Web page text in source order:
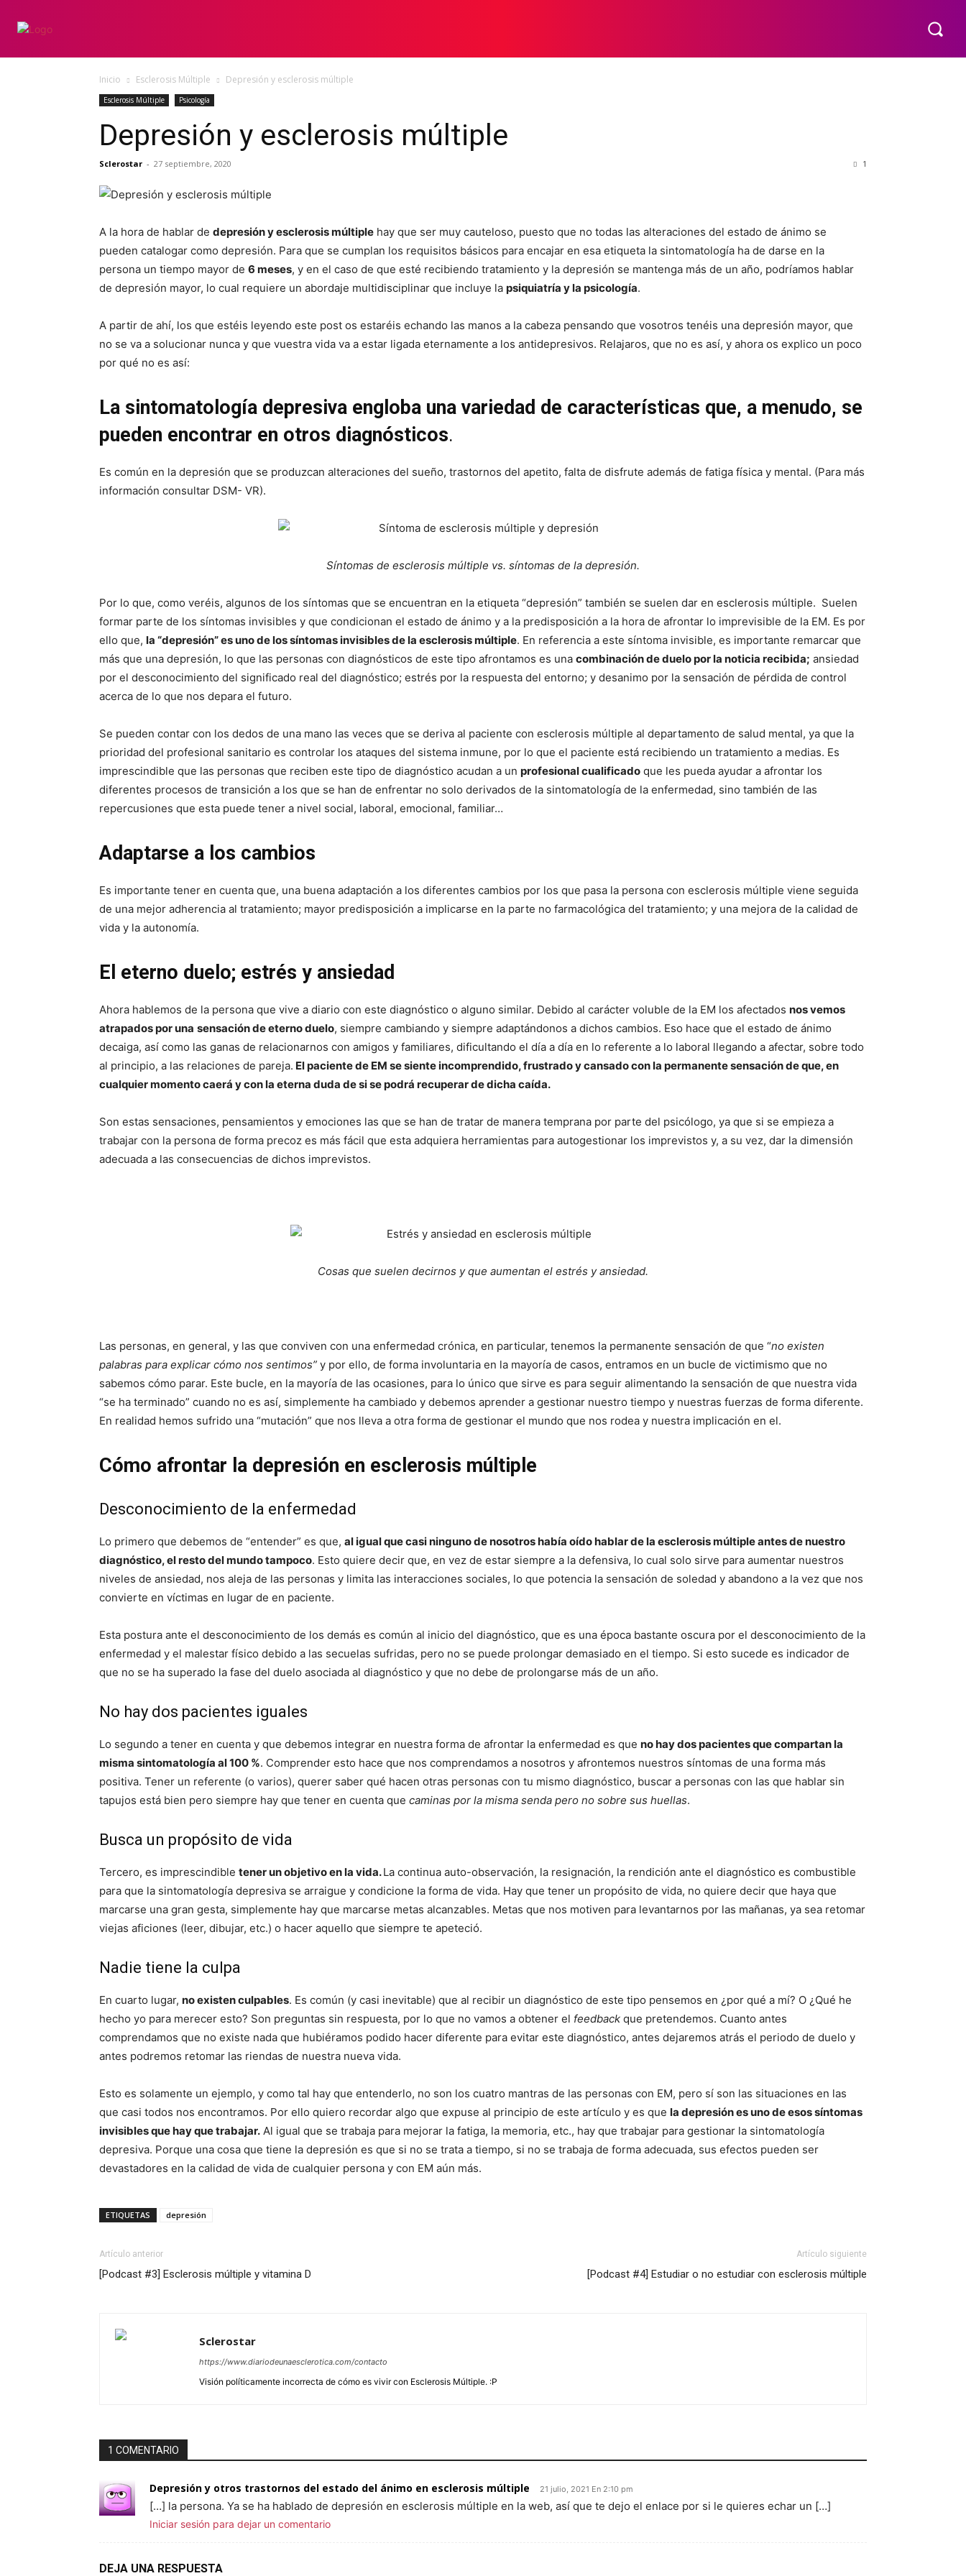
Inicio Esclerosis Múltiple Depresión y esclerosis múltiple
Esclerosis Múltiple Psicología
Depresión y esclerosis múltiple
Sclerostar - 27 septiembre, 2020 1
A la hora de hablar de depresión y esclerosis múltiple hay que ser muy cauteloso, puesto que no todas las alteraciones del estado de ánimo se
pueden catalogar como depresión. Para que se cumplan los requisitos básicos para encajar en esa etiqueta la sintomatología ha de darse en la
persona un tiempo mayor de 6 meses, y en el caso de que esté recibiendo tratamiento y la depresión se mantenga más de un año, podríamos hablar
de depresión mayor, lo cual requiere un abordaje multidisciplinar que incluye la psiquiatría y la psicología.
A partir de ahí, los que estéis leyendo este post os estaréis echando las manos a la cabeza pensando que vosotros tenéis una depresión mayor, que
no se va a solucionar nunca y que vuestra vida va a estar ligada eternamente a los antidepresivos. Relajaros, que no es así, y ahora os explico un poco
por qué no es así:
La sintomatología depresiva engloba una variedad de características que, a menudo, se
pueden encontrar en otros diagnósticos.
Es común en la depresión que se produzcan alteraciones del sueño, trastornos del apetito, falta de disfrute además de fatiga física y mental. (Para más
información consultar DSM- VR).
Síntomas de esclerosis múltiple vs. síntomas de la depresión.
Por lo que, como veréis, algunos de los síntomas que se encuentran en la etiqueta “depresión” también se suelen dar en esclerosis múltiple. Suelen
formar parte de los síntomas invisibles y que condicionan el estado de ánimo y a la predisposición a la hora de afrontar lo imprevisible de la EM. Es por
ello que, la “depresión” es uno de los síntomas invisibles de la esclerosis múltiple. En referencia a este síntoma invisible, es importante remarcar que
más que una depresión, lo que las personas con diagnósticos de este tipo afrontamos es una combinación de duelo por la noticia recibida; ansiedad
por el desconocimiento del significado real del diagnóstico; estrés por la respuesta del entorno; y desanimo por la sensación de pérdida de control
acerca de lo que nos depara el futuro.
Se pueden contar con los dedos de una mano las veces que se deriva al paciente con esclerosis múltiple al departamento de salud mental, ya que la
prioridad del profesional sanitario es controlar los ataques del sistema inmune, por lo que el paciente está recibiendo un tratamiento a medias. Es
imprescindible que las personas que reciben este tipo de diagnóstico acudan a un profesional cualificado que les pueda ayudar a afrontar los
diferentes procesos de transición a los que se han de enfrentar no solo derivados de la sintomatología de la enfermedad, sino también de las
repercusiones que esta puede tener a nivel social, laboral, emocional, familiar…
Adaptarse a los cambios
Es importante tener en cuenta que, una buena adaptación a los diferentes cambios por los que pasa la persona con esclerosis múltiple viene seguida
de una mejor adherencia al tratamiento; mayor predisposición a implicarse en la parte no farmacológica del tratamiento; y una mejora de la calidad de
vida y la autonomía.
El eterno duelo; estrés y ansiedad
Ahora hablemos de la persona que vive a diario con este diagnóstico o alguno similar. Debido al carácter voluble de la EM los afectados nos vemos
atrapados por una sensación de eterno duelo, siempre cambiando y siempre adaptándonos a dichos cambios. Eso hace que el estado de ánimo
decaiga, así como las ganas de relacionarnos con amigos y familiares, dificultando el día a día en lo referente a lo laboral llegando a afectar, sobre todo
al principio, a las relaciones de pareja. El paciente de EM se siente incomprendido, frustrado y cansado con la permanente sensación de que, en
cualquier momento caerá y con la eterna duda de si se podrá recuperar de dicha caída.
Son estas sensaciones, pensamientos y emociones las que se han de tratar de manera temprana por parte del psicólogo, ya que si se empieza a
trabajar con la persona de forma precoz es más fácil que esta adquiera herramientas para autogestionar los imprevistos y, a su vez, dar la dimensión
adecuada a las consecuencias de dichos imprevistos.
Cosas que suelen decirnos y que aumentan el estrés y ansiedad.
Las personas, en general, y las que conviven con una enfermedad crónica, en particular, tenemos la permanente sensación de que “no existen
palabras para explicar cómo nos sentimos” y por ello, de forma involuntaria en la mayoría de casos, entramos en un bucle de victimismo que no
sabemos cómo parar. Este bucle, en la mayoría de las ocasiones, para lo único que sirve es para seguir alimentando la sensación de que nuestra vida
“se ha terminado” cuando no es así, simplemente ha cambiado y debemos aprender a gestionar nuestro tiempo y nuestras fuerzas de forma diferente.
En realidad hemos sufrido una “mutación” que nos lleva a otra forma de gestionar el mundo que nos rodea y nuestra implicación en el.
Cómo afrontar la depresión en esclerosis múltiple
Desconocimiento de la enfermedad
Lo primero que debemos de “entender” es que, al igual que casi ninguno de nosotros había oído hablar de la esclerosis múltiple antes de nuestro
diagnóstico, el resto del mundo tampoco. Esto quiere decir que, en vez de estar siempre a la defensiva, lo cual solo sirve para aumentar nuestros
niveles de ansiedad, nos aleja de las personas y limita las interacciones sociales, lo que potencia la sensación de soledad y abandono a la vez que nos
convierte en víctimas en lugar de en paciente.
Esta postura ante el desconocimiento de los demás es común al inicio del diagnóstico, que es una época bastante oscura por el desconocimiento de la
enfermedad y el malestar físico debido a las secuelas sufridas, pero no se puede prolongar demasiado en el tiempo. Si esto sucede es indicador de
que no se ha superado la fase del duelo asociada al diagnóstico y que no debe de prolongarse más de un año.
No hay dos pacientes iguales
Lo segundo a tener en cuenta y que debemos integrar en nuestra forma de afrontar la enfermedad es que no hay dos pacientes que compartan la
misma sintomatología al 100 %. Comprender esto hace que nos comprendamos a nosotros y afrontemos nuestros síntomas de una forma más
positiva. Tener un referente (o varios), querer saber qué hacen otras personas con tu mismo diagnóstico, buscar a personas con las que hablar sin
tapujos está bien pero siempre hay que tener en cuenta que caminas por la misma senda pero no sobre sus huellas.
Busca un propósito de vida
Tercero, es imprescindible tener un objetivo en la vida.La continua auto-observación, la resignación, la rendición ante el diagnóstico es combustible
para que la sintomatología depresiva se arraigue y condicione la forma de vida. Hay que tener un propósito de vida, no quiere decir que haya que
marcarse una gran gesta, simplemente hay que marcarse metas alcanzables. Metas que nos motiven para levantarnos por las mañanas, ya sea retomar
viejas aficiones (leer, dibujar, etc.) o hacer aquello que siempre te apeteció.
Nadie tiene la culpa
En cuarto lugar, no existen culpables. Es común (y casi inevitable) que al recibir un diagnóstico de este tipo pensemos en ¿por qué a mí? O ¿Qué he
hecho yo para merecer esto? Son preguntas sin respuesta, por lo que no vamos a obtener el feedback que pretendemos. Cuanto antes
comprendamos que no existe nada que hubiéramos podido hacer diferente para evitar este diagnóstico, antes dejaremos atrás el periodo de duelo y
antes podremos retomar las riendas de nuestra nueva vida.
Esto es solamente un ejemplo, y como tal hay que entenderlo, no son los cuatro mantras de las personas con EM, pero sí son las situaciones en las
que casi todos nos encontramos. Por ello quiero recordar algo que expuse al principio de este artículo y es que la depresión es uno de esos síntomas
invisibles que hay que trabajar. Al igual que se trabaja para mejorar la fatiga, la memoria, etc., hay que trabajar para gestionar la sintomatología
depresiva. Porque una cosa que tiene la depresión es que si no se trata a tiempo, si no se trabaja de forma adecuada, sus efectos pueden ser
devastadores en la calidad de vida de cualquier persona y con EM aún más.
ETIQUETAS depresión
Artículo anterior
[Podcast #3] Esclerosis múltiple y vitamina D
Artículo siguiente
[Podcast #4] Estudiar o no estudiar con esclerosis múltiple
Sclerostar
https://www.diariodeunaesclerotica.com/contacto
Visión políticamente incorrecta de cómo es vivir con Esclerosis Múltiple. :P
1 COMENTARIO
Depresión y otros trastornos del estado del ánimo en esclerosis múltiple 21 julio, 2021 En 2:10 pm
[…] la persona. Ya se ha hablado de depresión en esclerosis múltiple en la web, así que te dejo el enlace por si le quieres echar un […]
Iniciar sesión para dejar un comentario
DEJA UNA RESPUESTA